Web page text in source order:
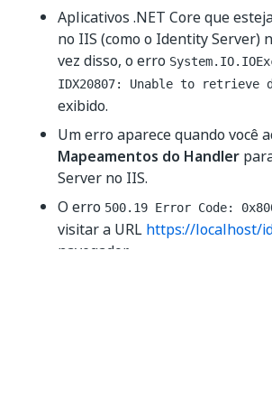
Aplicativos .NET Core que
no IIS (como o Identity Server)
vez disso, o erro
IDX20807: Unable to retrieve
exibido.
Um erro aparece quando você
Mapeamentos do Handler
Server no IIS.
O erro 500.19 Error Code:
visitar a URL https://localhost/
navegador.